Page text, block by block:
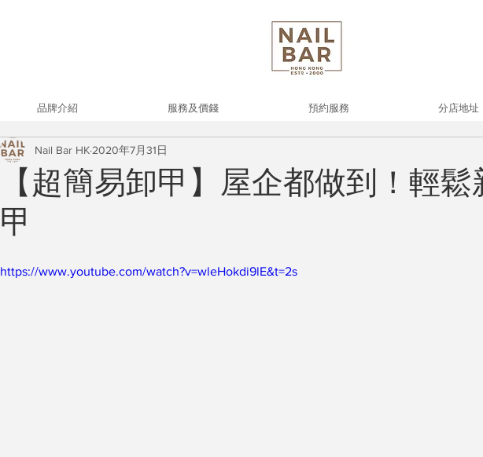
品牌介紹 服務及價錢 預約服務 分店地址
【超簡易卸甲】屋企都做到！輕
甲
Nail Bar HK 2020年7月31日
https://www.youtube.com/watch?v=wleHokdi9lE&t=2s